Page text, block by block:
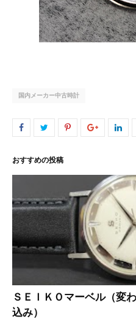
国内メーカー中古時計
おすすめの投稿
ＳＥＩＫＯマーベル（変
込み）